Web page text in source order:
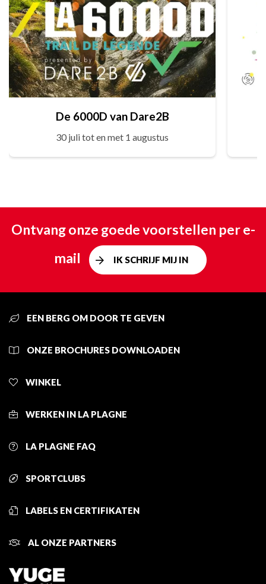
De 6000D van Dare2B
30 juli tot en met 1 augustus
Ontvang onze goede voorstellen per e-
mail
IK SCHRIJF MIJ IN
EEN BERG OM DOOR TE GEVEN
ONZE BROCHURES DOWNLOADEN
WINKEL
WERKEN IN LA PLAGNE
LA PLAGNE FAQ
SPORTCLUBS
LABELS EN CERTIFIKATEN
AL ONZE PARTNERS